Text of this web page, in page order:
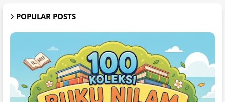
POPULAR POSTS